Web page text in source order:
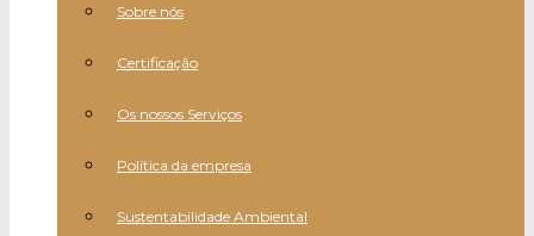
Sobre nós
Certificação
Os nossos Serviços
Política da empresa
Sustentabilidade Ambiental